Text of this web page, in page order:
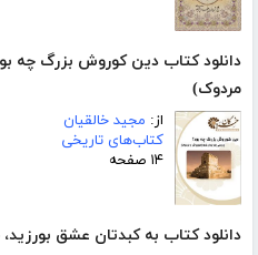
دانلود کتاب دین کوروش بزرگ چه
مردوک)
از: مجید خالقیان
کتاب‌های تاریخی
۱۴ صفحه
دانلود کتاب به کبدتان عشق